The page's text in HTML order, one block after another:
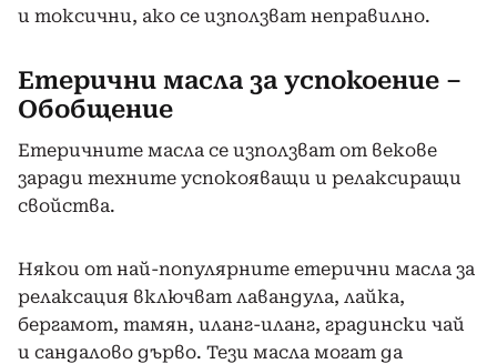
и токсични, ако се използват неправилно.
Етерични масла за успокоение –
Обобщение
Етеричните масла се използват от векове
заради техните успокояващи и релаксиращи
свойства.
Някои от най-популярните етерични масла за
релаксация включват лавандула, лайка,
бергамот, тамян, иланг-иланг, градински чай
и сандалово дърво. Тези масла могат да